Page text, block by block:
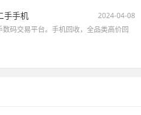
手手机
2024-04-08
码交易平台。手机回收，全品类高价回